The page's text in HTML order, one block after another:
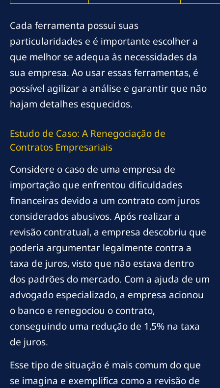
Cada ferramenta possui suas
particularidades e é importante escolher a
que melhor se adequa às necessidades da
sua empresa. Ao usar essas ferramentas, é
possível agilizar a análise e garantir que não
hajam detalhes esquecidos.
Estudo de Caso: A Renegociação de
Contratos Empresariais
Considere o caso de uma empresa de
importação que enfrentou dificuldades
financeiras devido a um contrato com juros
considerados abusivos. Após realizar a
revisão contratual, a empresa descobriu que
poderia argumentar legalmente contra a
taxa de juros, visto que não estava dentro
dos padrões do mercado. Com a ajuda de um
advogado especializado, a empresa acionou
o banco e renegociou o contrato,
conseguindo uma redução de 1,5% na taxa
de juros.
Esse tipo de situação é mais comum do que
se imagina e exemplifica como a revisão de